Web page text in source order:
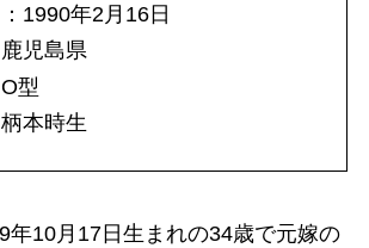
1990年2月16日
児島県
型
本時生
年10月17日生まれの34歳で元嫁の